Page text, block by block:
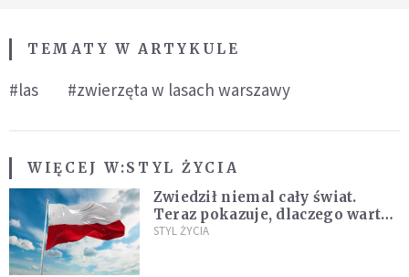
TEMATY W ARTYKULE
#las #zwierzęta w lasach warszawy
WIĘCEJ W:STYL ŻYCIA
Zwiedził niemal cały świat.
Teraz pokazuje, dlaczego warto
zakochać się w Polsce
STYL ŻYCIA